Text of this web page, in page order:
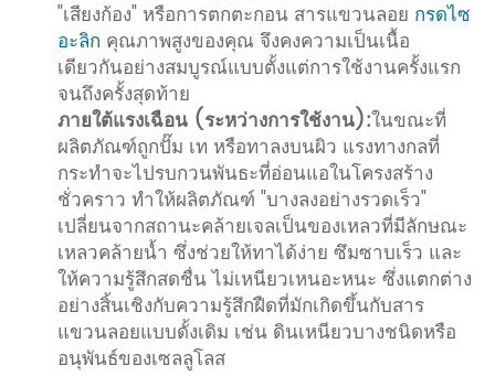
"เสียงก้อง" หรือการตกตะกอน สารแขวนลอย กรดไซ
อะลิก คุณภาพสูงของคุณ จึงคงความเป็นเนื้อ
เดียวกันอย่างสมบูรณ์แบบตั้งแต่การใช้งานครั้งแรก
จนถึงครั้งสุดท้าย
ภายใต้แรงเฉือน (ระหว่างการใช้งาน):ในขณะที่
ผลิตภัณฑ์ถูกปั๊ม เท หรือทาลงบนผิว แรงทางกลที่
กระทำจะไปรบกวนพันธะที่อ่อนแอในโครงสร้าง
ชั่วคราว ทำให้ผลิตภัณฑ์ "บางลงอย่างรวดเร็ว"
เปลี่ยนจากสถานะคล้ายเจลเป็นของเหลวที่มีลักษณะ
เหลวคล้ายน้ำ ซึ่งช่วยให้ทาได้ง่าย ซึมซาบเร็ว และ
ให้ความรู้สึกสดชื่น ไม่เหนียวเหนอะหนะ ซึ่งแตกต่าง
อย่างสิ้นเชิงกับความรู้สึกฝืดที่มักเกิดขึ้นกับสาร
แขวนลอยแบบดั้งเดิม เช่น ดินเหนียวบางชนิดหรือ
อนุพันธ์ของเซลลูโลส